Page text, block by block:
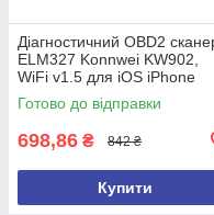
Діагностичний OBD2
ELM327 Konnwei KW902,
WiFi v1.5 для iOS iPhone
Автосканер автотестер
ELM327
Готово до відправки
698,86 ₴ 842 ₴
Купити